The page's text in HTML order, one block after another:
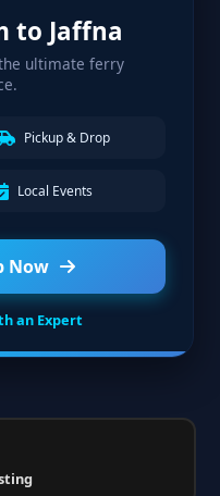
to Jaffna
ultimate ferry
Pickup & Drop
Local Events
Now
an Expert